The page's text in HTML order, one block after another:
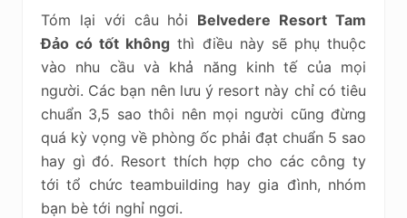
Tóm lại với câu hỏi Belvedere Resort Tam
Đảo có tốt không thì điều này sẽ phụ thuộc
vào nhu cầu và khả năng kinh tế của mọi
người. Các bạn nên lưu ý resort này chỉ có tiêu
chuẩn 3,5 sao thôi nên mọi người cũng đừng
quá kỳ vọng về phòng ốc phải đạt chuẩn 5 sao
hay gì đó. Resort thích hợp cho các công ty
tới tổ chức teambuilding hay gia đình, nhóm
bạn bè tới nghỉ ngơi.